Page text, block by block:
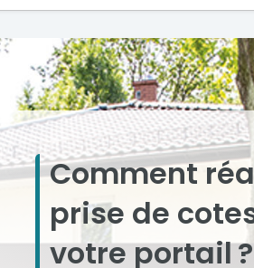
Comment
prise de
votre portail ?